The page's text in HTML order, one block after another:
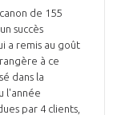
de 155
succès
a remis au goût
à ce
dans la
l'année
par 4 clients,